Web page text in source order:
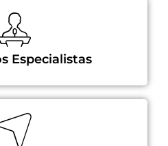
Especialistas